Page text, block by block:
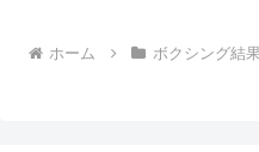
ホーム ボクシング結